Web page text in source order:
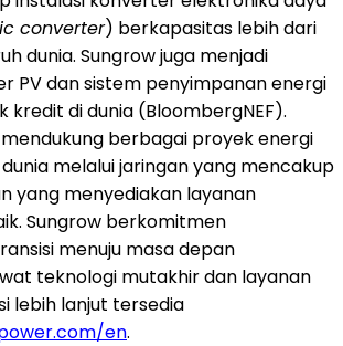
converter) berkapasitas lebih dari
dunia. Sungrow juga menjadi
PV dan sistem penyimpanan energi
kredit di dunia (BloombergNEF).
mendukung berbagai proyek energi
melalui jaringan yang mencakup
yang menyediakan layanan
Sungrow berkomitmen
menuju masa depan
teknologi mutakhir dan layanan
lebih lanjut tersedia
en.